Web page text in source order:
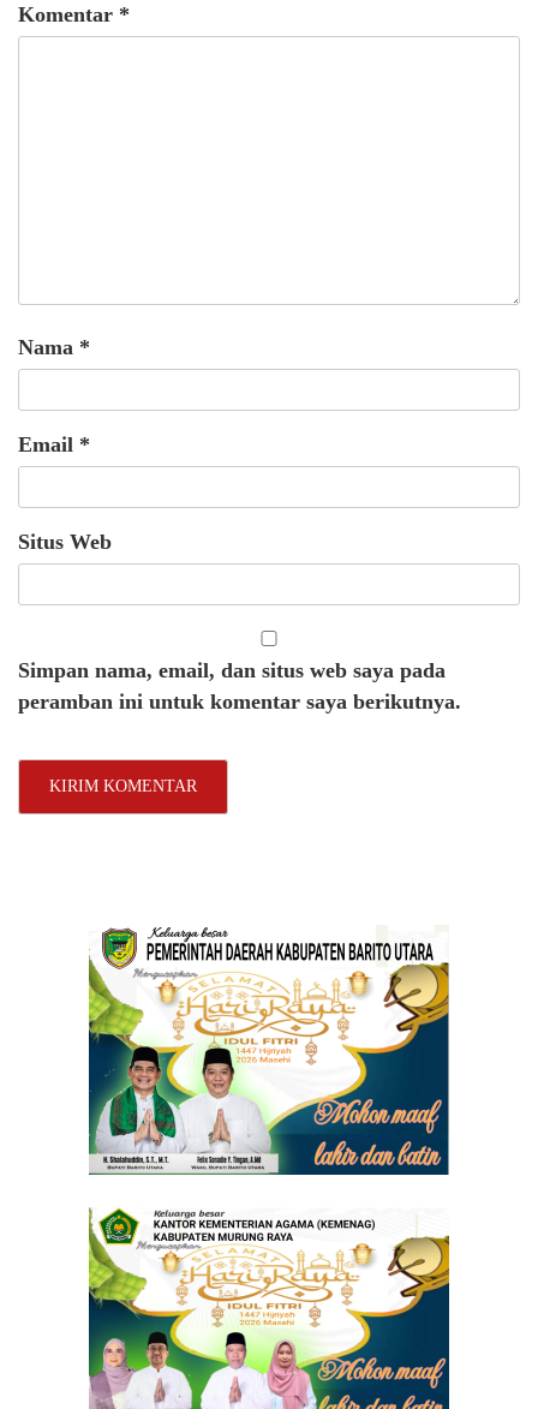
Komentar *
Nama *
Email *
Situs Web
Simpan nama, email, dan situs web saya pada
peramban ini untuk komentar saya berikutnya.